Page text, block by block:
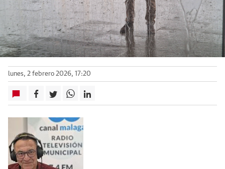
lunes, 2 febrero 2026, 17:20